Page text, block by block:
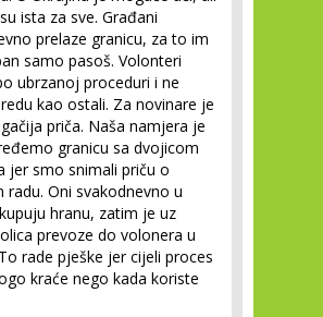
ista za sve. Građani
prelaze granicu, za to im
samo pasoš. Volonteri
ubrzanoj proceduri i ne
kao ostali. Za novinare je
priča. Naša namjera je
granicu sa dvojicom
jer smo snimali priču o
radu. Oni svakodnevno u
hranu, zatim je uz
prevoze do volonera u
rade pješke jer cijeli proces
kraće nego kada koriste